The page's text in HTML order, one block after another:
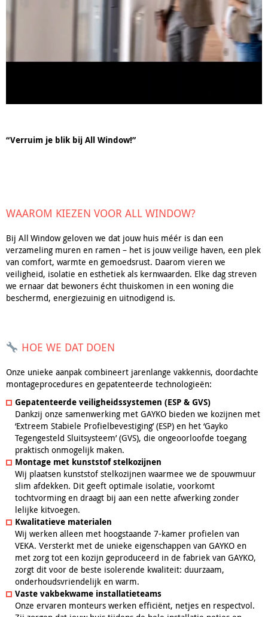
“Verruim je blik bij All Window!”
WAAROM KIEZEN VOOR ALL WINDOW?
Bij All Window geloven we dat jouw huis méér is dan een
verzameling muren en ramen – het is jouw veilige haven, een plek
van comfort, warmte en gemoedsrust. Daarom vieren we
veiligheid, isolatie en esthetiek als kernwaarden. Elke dag streven
we ernaar dat bewoners écht thuiskomen in een woning die
beschermd, energiezuinig en uitnodigend is.
HOE WE DAT DOEN
Onze unieke aanpak combineert jarenlange vakkennis, doordachte
montageprocedures en gepatenteerde technologieën:
Gepatenteerde veiligheidssystemen (ESP & GVS)
Dankzij onze samenwerking met GAYKO bieden we kozijnen met
‘Extreem Stabiele Profielbevestiging’ (ESP) en het ‘Gayko
Tegengesteld Sluitsysteem’ (GVS), die ongeoorloofde toegang
praktisch onmogelijk maken.
Montage met kunststof stelkozijnen
Wij plaatsen kunststof stelkozijnen waarmee we de spouwmuur
slim afdekken. Dit geeft optimale isolatie, voorkomt
tochtvorming en draagt bij aan een nette afwerking zonder
lelijke kitvoegen.
Kwalitatieve materialen
Wij werken alleen met hoogstaande 7-kamer profielen van
VEKA. Versterkt met de unieke eigenschappen van GAYKO en
met zorg tot een kozijn geproduceerd in de fabriek van GAYKO,
zorgt dit voor de beste isolerende kwaliteit: duurzaam,
onderhoudsvriendelijk en warm.
Vaste vakbekwame installatieteams
Onze ervaren monteurs werken efficiënt, netjes en respectvol.